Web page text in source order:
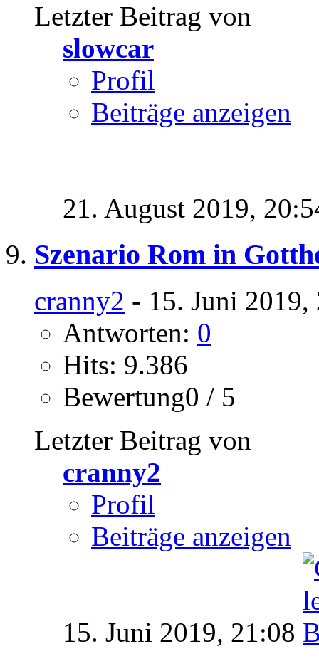
Letzter Beitrag von
slowcar
Profil
Beiträge anzeigen
21. August 2019,
Szenario Rom in
cranny2 - 15. Juni
Antworten: 0
Hits: 9.386
Bewertung0 / 5
Letzter Beitrag von
cranny2
Profil
Beiträge anzeigen
15. Juni 2019, 21:08